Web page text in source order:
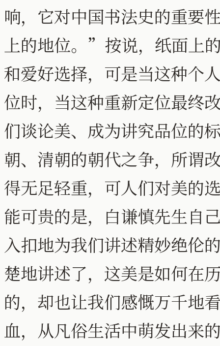
响，它对中国书法史的重要
上的地位。”按说，纸面上
和爱好选择，可是当这种个
位时，当这种重新定位最终
们谈论美、成为讲究品位的
朝、清朝的朝代之争，所谓
得无足轻重，可人们对美的
能可贵的是，白谦慎先生自
入扣地为我们讲述精妙绝伦
楚地讲述了，这美是如何在
的，却也让我们感慨万千地
血，从凡俗生活中萌发出来